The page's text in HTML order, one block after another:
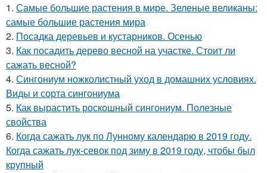
1. Самые большие растения в мире. Зеленые великаны:
самые большие растения мира
2. Посадка деревьев и кустарников. Осенью
3. Как посадить дерево весной на участке. Стоит ли
сажать весной?
4. Сингониум ножколистный уход в домашних условиях.
Виды и сорта сингониума
5. Как вырастить роскошный сингониум. Полезные
свойства
6. Когда сажать лук по Лунному календарю в 2019 году.
Когда сажать лук-севок под зиму в 2019 году, чтобы был
крупный